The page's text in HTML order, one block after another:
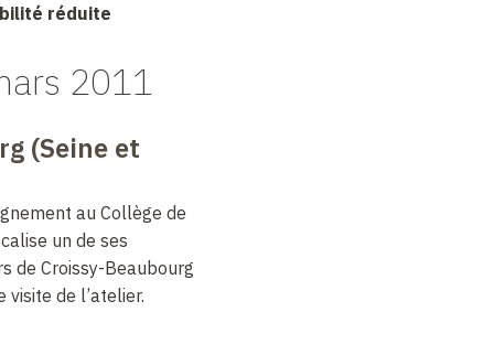
réduite
2011
(Seine et
au Collège de
un de ses
de Croissy-Beaubourg
visite de l’atelier.